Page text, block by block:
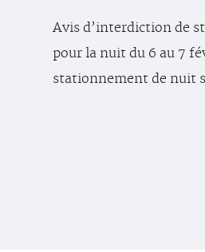
Avis d’interdiction de
pour la nuit du 6 au 7
stationnement de nuit